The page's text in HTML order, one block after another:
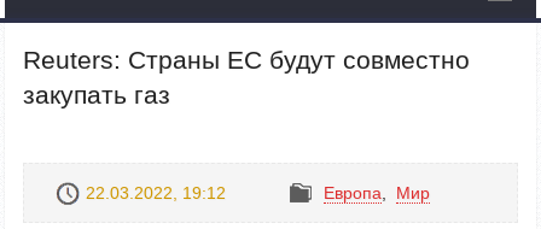
Reuters: Страны ЕС будут совместно
закупать газ
22.03.2022, 19:12 Европа Mир